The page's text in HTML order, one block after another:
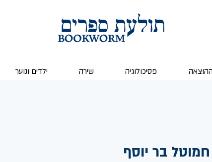
פסיכולוגיה שירה ילדים ונוער
בר יוסף